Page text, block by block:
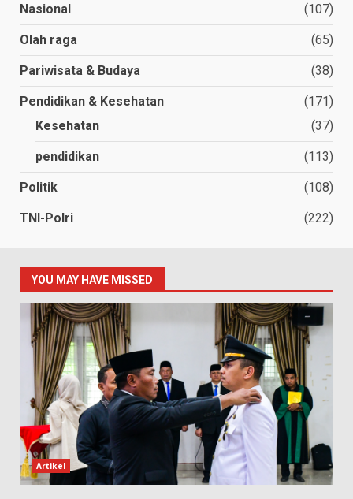
Nasional (107)
Olah raga (65)
Pariwisata & Budaya (38)
Pendidikan & Kesehatan
(171)
Kesehatan
(37)
pendidikan (113)
Politik (108)
TNI-Polri (222)
YOU MAY HAVE MISSED
Artikel